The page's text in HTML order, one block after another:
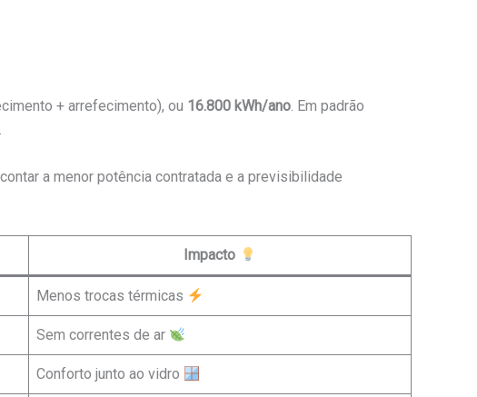
+ arrefecimento), ou 16.800 kWh/ano. Em padrão
.
a menor potência contratada e a previsibilidade
Impacto
Menos trocas térmicas
Sem correntes de ar
Conforto junto ao vidro